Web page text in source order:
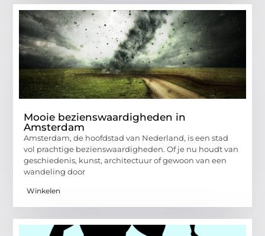
Mooie bezienswaardigheden in
Amsterdam
Amsterdam, de hoofdstad van Nederland, is een stad
vol prachtige bezienswaardigheden. Of je nu houdt van
geschiedenis, kunst, architectuur of gewoon van een
wandeling door
Winkelen